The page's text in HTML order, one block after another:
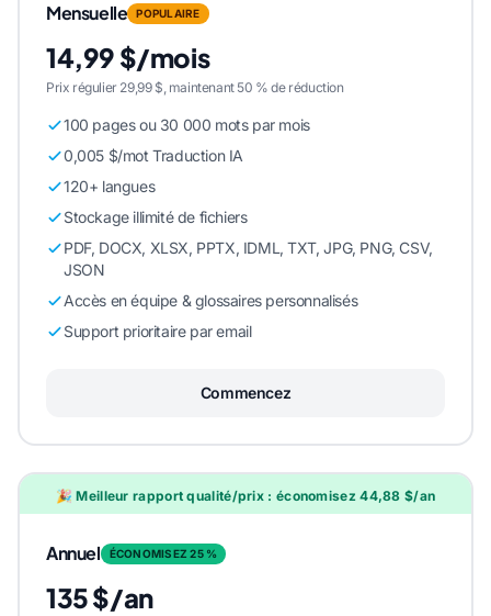
Mensuelle POPULAIRE
14,99 $/mois
Prix régulier 29,99 $, maintenant 50 % de réduction
100 pages ou 30 000 mots par mois
0,005 $/mot Traduction IA
120+ langues
Stockage illimité de fichiers
PDF, DOCX, XLSX, PPTX, IDML, TXT, JPG, PNG, CSV,
JSON
Accès en équipe & glossaires personnalisés
Support prioritaire par email
Commencez
🎉 Meilleur rapport qualité/prix : économisez 44,88 $/an
Annuel ÉCONOMISEZ 25 %
135 $/an